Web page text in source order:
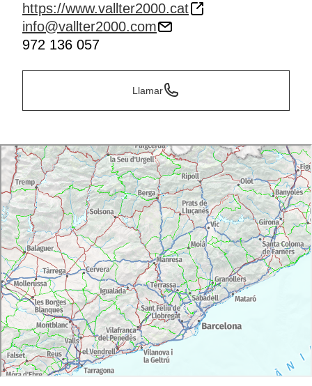
https://www.vallter2000.cat
info@vallter2000.com
972 136 057
Llamar